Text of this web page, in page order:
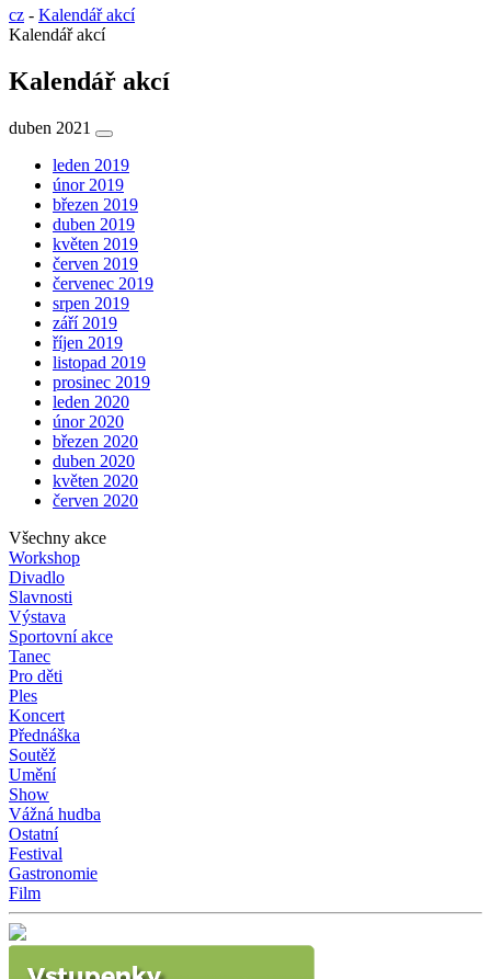
cz - Kalendář akcí
Kalendář akcí
Kalendář akcí
duben 2021
leden 2019
únor 2019
březen 2019
duben 2019
květen 2019
červen 2019
červenec 2019
srpen 2019
září 2019
říjen 2019
listopad 2019
prosinec 2019
leden 2020
únor 2020
březen 2020
duben 2020
květen 2020
červen 2020
Všechny akce
Workshop
Divadlo
Slavnosti
Výstava
Sportovní akce
Tanec
Pro děti
Ples
Koncert
Přednáška
Soutěž
Umění
Show
Vážná hudba
Ostatní
Festival
Gastronomie
Film